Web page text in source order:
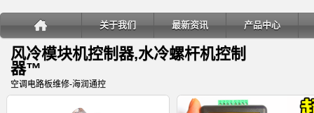
关于我们 最新资讯 产品中心
风冷模块机控制器,水冷螺杆机控制
器™
空调电路板维修-海润通控